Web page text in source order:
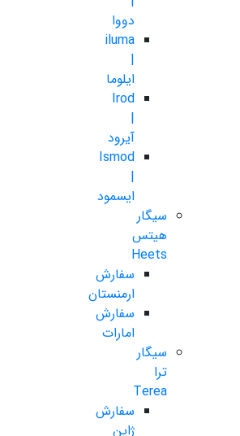
دووا
iluma
|
ایلوما
Irod
|
آیرود
Ismod
|
ایسمود
سیگار
هیتس
Heets
سفارش
ارمنستان
سفارش
امارات
سیگار
ترا
Terea
سفارش
ژاپن